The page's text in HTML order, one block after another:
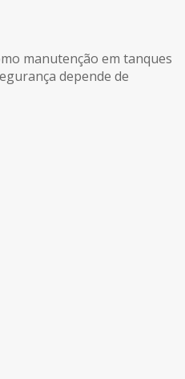
manutenção em tanques
depende de